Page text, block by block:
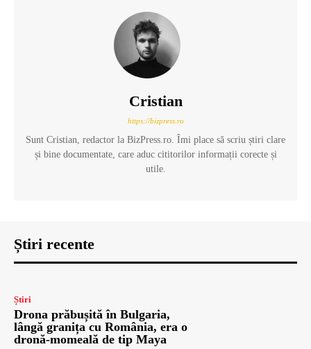
Cristian
https://bizpress.ro
Sunt Cristian, redactor la BizPress.ro. Îmi place să scriu știri clare
și bine documentate, care aduc cititorilor informații corecte și
utile.
Știri recente
Știri
Drona prăbușită în Bulgaria,
lângă granița cu România, era o
dronă-momeală de tip Maya